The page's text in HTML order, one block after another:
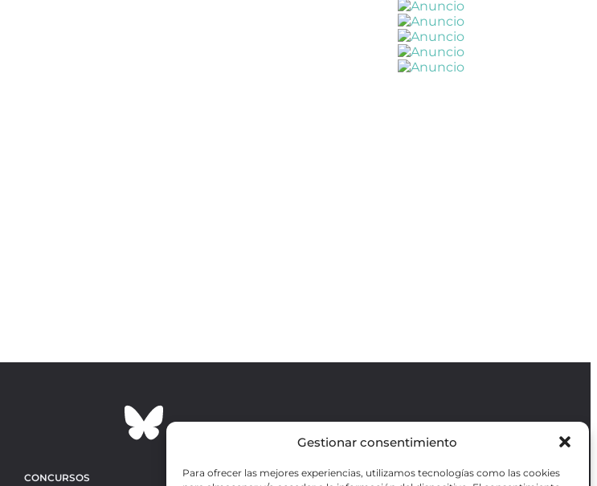
Gestionar consentimiento
Para ofrecer las mejores experiencias, utilizamos tecnologías como las cookies
CONCURSOS OBRAS MÁS VOTADAS
Revista GODOT
es una revista
sobre artes escénicas de Madrid, gratuita y